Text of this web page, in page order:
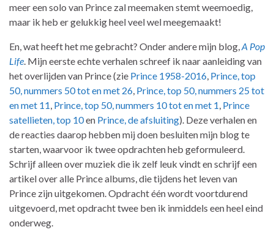
meer een solo van Prince zal meemaken stemt weemoedig,
maar ik heb er gelukkig heel veel wel meegemaakt!
En, wat heeft het me gebracht? Onder andere mijn blog, A Pop
Life . Mijn eerste echte verhalen schreef ik naar aanleiding van
het overlijden van Prince (zie Prince 1958-2016 Prince, top
50, nummers 50 tot en met 26 Prince, top 50, nummers 25 tot
en met 11 Prince, top 50, nummers 10 tot en met 1 Prince
satellieten, top 10en Prince, de afsluiting). Deze verhalen en
de reacties daarop hebben mij doen besluiten mijn blog te
starten, waarvoor ik twee opdrachten heb geformuleerd.
Schrijf alleen over muziek die ik zelf leuk vindt en schrijf een
artikel over alle Prince albums, die tijdens het leven van
Prince zijn uitgekomen. Opdracht één wordt voortdurend
uitgevoerd, met opdracht twee ben ik inmiddels een heel eind
onderweg.